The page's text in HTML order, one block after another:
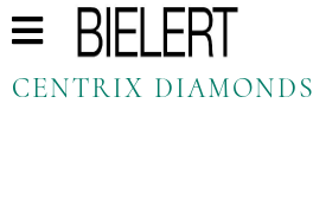
CENTRIX DIAMONDS